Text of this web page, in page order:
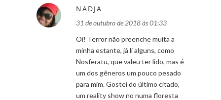
NADJA
31 de outubro de 2018 às 01:33
Oi! Terror não preenche muita a
minha estante, já li alguns, como
Nosferatu, que valeu ter lido, mas é
um dos gêneros um pouco pesado
para mim. Gostei do último citado,
um reality show no numa floresta